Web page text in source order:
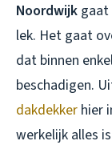
Noordwijk gaat
lek. Het gaat
dat binnen
beschadigen.
dakdekker hier
werkelijk alles